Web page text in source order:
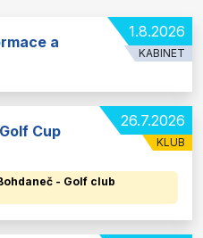
1.8.2026
KABINET
a
26.7.2026
KLUB
Cup
- Golf club